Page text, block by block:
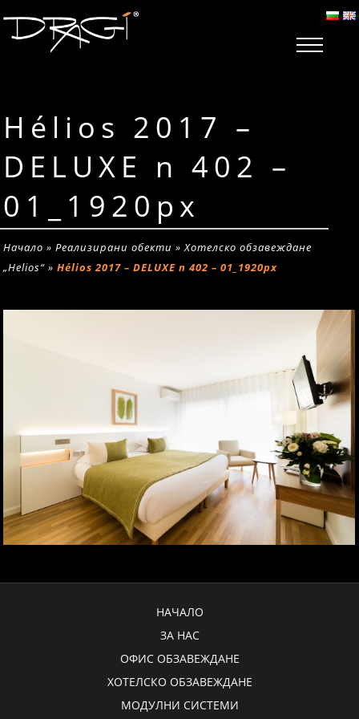
Hélios 2017 –
DELUXE n 402 –
01_1920px
Начало »Реализирани обекти »Хотелско обзавеждане
„Helios“ »Hélios 2017 – DELUXE n 402 – 01_1920px
НАЧАЛО
ЗА НАС
ОФИС ОБЗАВЕЖДАНЕ
ХОТЕЛСКО ОБЗАВЕЖДАНЕ
МОДУЛНИ СИСТЕМИ